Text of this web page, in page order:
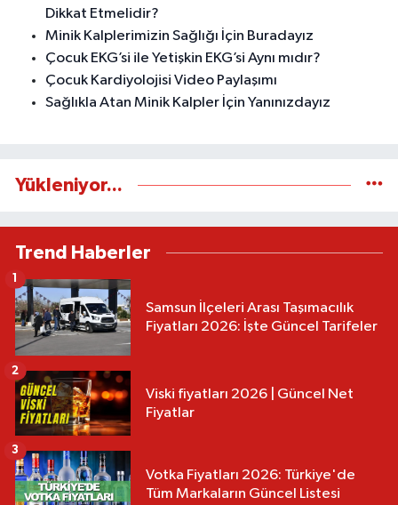
Dikkat Etmelidir?
Minik Kalplerimizin Sağlığı İçin Buradayız
Çocuk EKG’si ile Yetişkin EKG’si Aynı mıdır?
Çocuk Kardiyolojisi Video Paylaşımı
Sağlıkla Atan Minik Kalpler İçin Yanınızdayız
Yükleniyor...
Trend Haberler
Samsun İlçeleri Arası Taşımacılık
Fiyatları 2026: İşte Güncel Tarifeler
1
Viski fiyatları 2026 | Güncel Net
Fiyatlar
2
Votka Fiyatları 2026: Türkiye'de
Tüm Markaların Güncel Listesi
3